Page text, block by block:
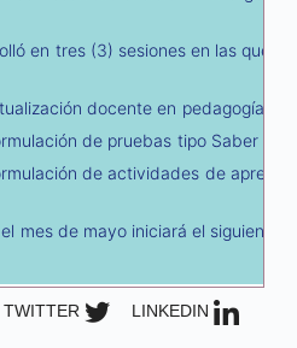
en tres (3) sesiones en las que
docente en pedagogía
de pruebas tipo Saber
de actividades de
mes de mayo iniciará el
TWITTER LINKEDIN